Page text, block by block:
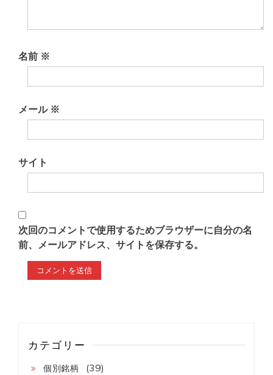
名前 ※
メール ※
サイト
次回のコメントで使用するためブラウザーに自分の名
前、メールアドレス、サイトを保存する。
カテゴリー
個別銘柄 (39)